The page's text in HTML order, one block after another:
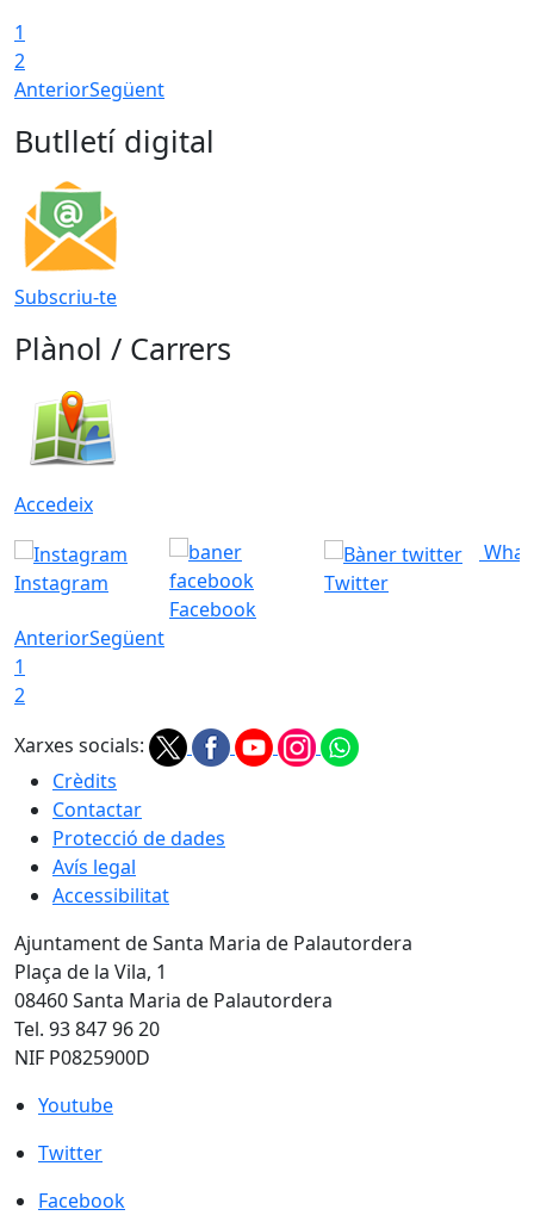
1
2
AnteriorSegüent
Butlletí digital
Subscriu-te
Plànol / Carrers
Accedeix
Instagram
Facebook
Twitter
AnteriorSegüent
1
2
Xarxes socials:
Crèdits
Contactar
Protecció de dades
Avís legal
Accessibilitat
Ajuntament de Santa Maria de Palautordera
Plaça de la Vila, 1
08460 Santa Maria de Palautordera
Tel. 93 847 96 20
NIF P0825900D
Youtube
Youtube
Twitter
Twitter
Facebook
Facebook